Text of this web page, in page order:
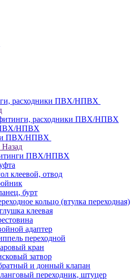
расходники ПВХ/НПВХ
расходники ПВХ/НПВХ
НПВХ
ПВХ/НПВХ
Назад
ПВХ/НПВХ
клеевой, отвод
бурт
кольцо (втулка переходная)
клеевая
адаптер
переходной
кран
затвор
и донный клапан
переходник, штуцер